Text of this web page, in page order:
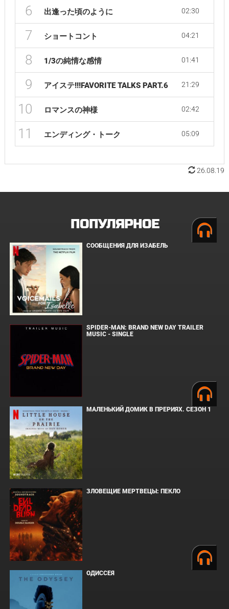
6 出逢った頃のように 02:30
7 ショートコント 04:21
8 1/3の純情な感情 01:41
9 アイステ!!!FAVORITE TALKS PART.6 21:29
10 ロマンスの神様 02:42
11 エンディング・トーク 05:09
26.08.19
ПОПУЛЯРНОЕ
СООБЩЕНИЯ ДЛЯ ИЗАБЕЛЬ
SPIDER-MAN: BRAND NEW DAY TRAILER
MUSIC - SINGLE
МАЛЕНЬКИЙ ДОМИК В ПРЕРИЯХ. СЕЗОН 1
ЗЛОВЕЩИЕ МЕРТВЕЦЫ: ПЕКЛО
ОДИССЕЯ